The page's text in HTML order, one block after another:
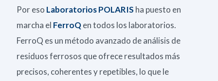
Por eso Laboratorios POLARIS ha puesto en
marcha el FerroQen todos los laboratorios.
FerroQ es un método avanzado de análisis de
residuos ferrosos que ofrece resultados más
precisos, coherentes y repetibles, lo que le